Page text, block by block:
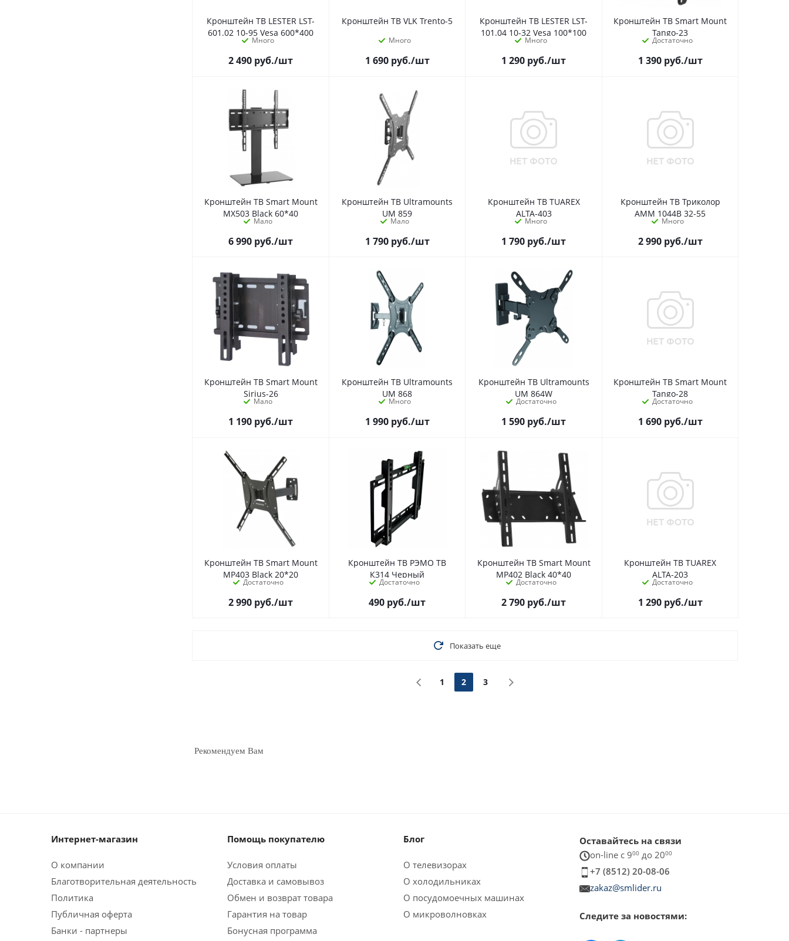
Кронштейн ТВ LESTER LST-
601.02 10-95 Vesa 600*400
Много
2 490 руб./шт
Кронштейн ТВ VLK Trento-5
Много
1 690руб./шт
Кронштейн ТВ LESTER LST-
101.04 10-32 Vesa 100*100
Много
1 290 руб./шт
Кронштейн ТВ Smart Mount
Tango-23
Достаточно
1 390руб./шт
Кронштейн ТВ Smart Mount
MX503 Black 60*40
Мало
6 990 руб./шт
Кронштейн ТВ Ultramounts
UM 859
Мало
1 790руб./шт
Кронштейн ТВ TUAREX
ALTA-403
Много
1 790 руб./шт
Кронштейн ТВ Триколор
AMM 1044B 32-55
Много
2 990руб./шт
Кронштейн ТВ Smart Mount
Sirius-26
Мало
1 190 руб./шт
Кронштейн ТВ Ultramounts
UM 868
Много
1 990руб./шт
Кронштейн ТВ Ultramounts
UM 864W
Достаточно
1 590 руб./шт
Кронштейн ТВ Smart Mount
Tango-28
Достаточно
1 690руб./шт
Кронштейн ТВ Smart Mount
MP403 Black 20*20
Достаточно
2 990 руб./шт
Кронштейн ТВ РЭМО ТВ
К314 Черный
Достаточно
490 руб./шт
Кронштейн ТВ Smart Mount
MP402 Black 40*40
Достаточно
2 790 руб./шт
Кронштейн ТВ TUAREX
ALTA-203
Достаточно
1 290руб./шт
Показать еще
1 2 3
Рекомендуем Вам
Интернет-магазин
О компании
Благотворительная деятельность
Политика
Публичная оферта
Банки - партнеры
Помощь покупателю
Условия оплаты
Доставка и самовывоз
Обмен и возврат товара
Гарантия на товар
Бонусная программа
Блог
О телевизорах
О холодильниках
О посудомоечных машинах
О микроволновках
Оставайтесь на связи
on-line c 900 до 2000
+7 (8512) 20-08-06
zakaz@smlider.ru
Следите за новостями: